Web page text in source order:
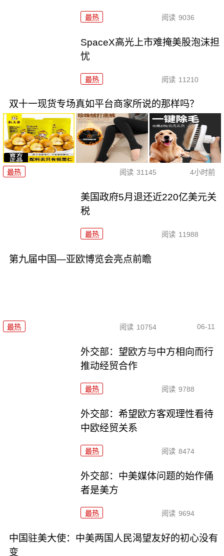
最热 阅读 9036
SpaceX高光上市难掩美股泡沫担
忧
最热 阅读 11210
双十一现货专场真如平台商家所说的那样吗？
最热 阅读 31145 4小时前
美国政府5月退还近220亿美元关
税
最热 阅读 11988
第九届中国—亚欧博览会亮点前瞻
最热 阅读 10754 06-11
外交部：望欧方与中方相向而行
推动经贸合作
最热 阅读 9788
外交部：希望欧方客观理性看待
中欧经贸关系
最热 阅读 8474
外交部：中美媒体问题的始作俑
者是美方
最热 阅读 9694
中国驻美大使：中美两国人民渴望友好的初心没有
变